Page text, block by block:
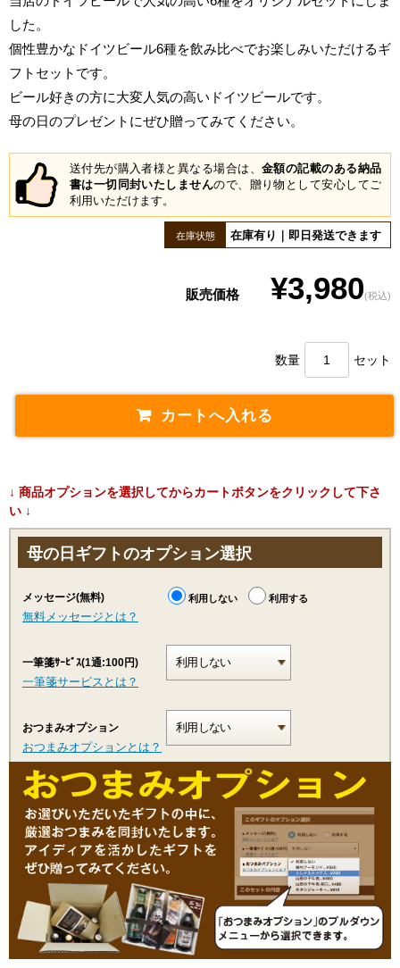
した。
個性豊かなドイツビール6種を飲み比べでお楽しみいただけるギ
フトセットです。
ビール好きの方に大変人気の高いドイツビールです。
母の日のプレゼントにぜひ贈ってみてください。
送付先が購入者様と異なる場合は、 金額の記載のある納品
書は一切同封いたしませんので、贈り物として安心してご
利用いただけます。
在庫状態 在庫有り｜即日発送できます
販売価格¥3,980(税込)
数量 セット
↓ 商品オプションを選択してからカートボタンをクリックして下さ
い ↓
母の日ギフトのオプション選択
メッセージ(無料)
無料メッセージとは？
利用しない 利用する
一筆箋ｻｰﾋﾞｽ(1通:100円)
一筆箋サービスとは？
おつまみオプション
おつまみオプションとは？